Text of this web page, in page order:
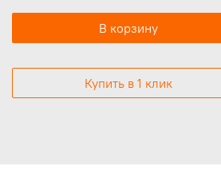
В корзину
Купить в 1 клик